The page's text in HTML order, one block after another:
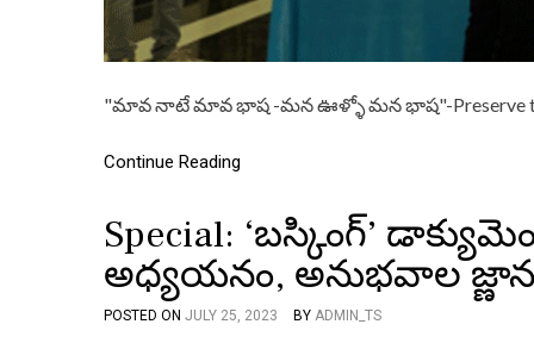
"మావ నాటే మావ భాష -మన ఊళ్ళో మన భాష"-Preserve
Continue Reading
Special: ‘బస్కింగ్’
అధ్యయనం, అనుభవాల
POSTED ON JULY 25, 2023 BY ADMIN_TS